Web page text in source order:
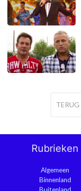
TERUG
Rubrieken
Algemeen
Binnenland